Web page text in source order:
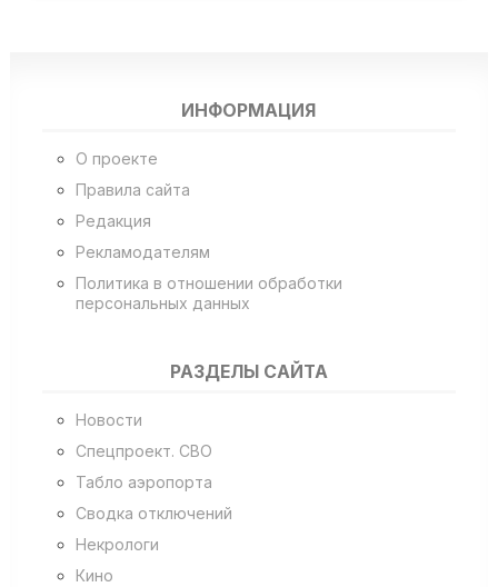
ИНФОРМАЦИЯ
О проекте
Правила сайта
Редакция
Рекламодателям
Политика в отношении обработки
персональных данных
РАЗДЕЛЫ САЙТА
Новости
Спецпроект. СВО
Табло аэропорта
Сводка отключений
Некрологи
Кино